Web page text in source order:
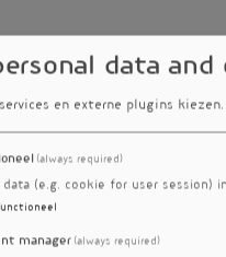
data and
en externe plugins kiezen.
(always required)
data (e.g. cookie for user session)
manager (always required)